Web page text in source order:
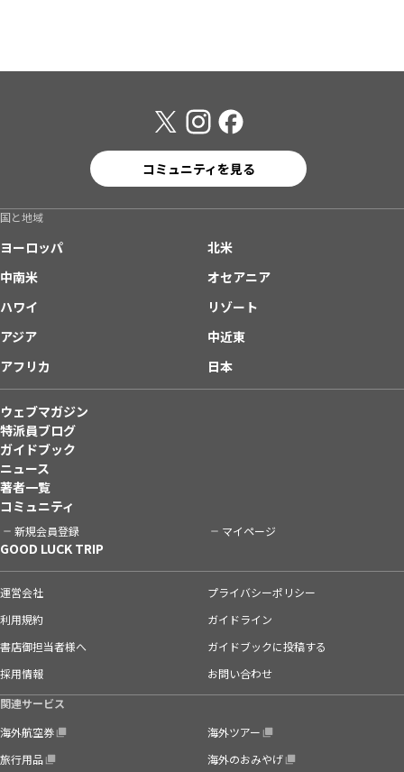
コミュニティを見る
国と地域
ヨーロッパ
北米
中南米
オセアニア
ハワイ
リゾート
アジア
中近東
アフリカ
日本
ウェブマガジン
特派員ブログ
ガイドブック
ニュース
著者一覧
コミュニティ
新規会員登録 マイページ
GOOD LUCK TRIP
運営会社
プライバシーポリシー
利用規約
ガイドライン
書店御担当者様へ
ガイドブックに投稿する
採用情報
お問い合わせ
関連サービス
海外航空券
海外ツアー
旅行用品
海外のおみやげ